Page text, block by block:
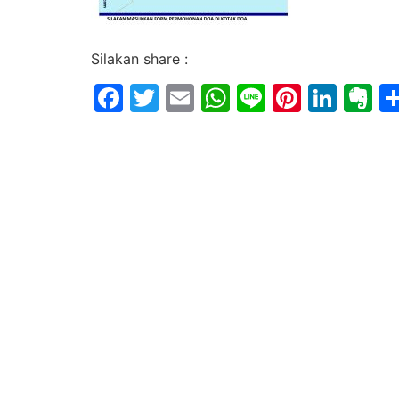
Silakan share :
Facebook
Twitter
EmailWhatsApp
Line